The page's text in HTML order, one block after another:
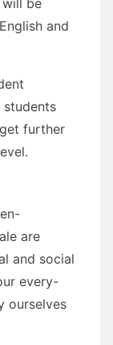
will be
and
students
further
are
and social
every-
ourselves